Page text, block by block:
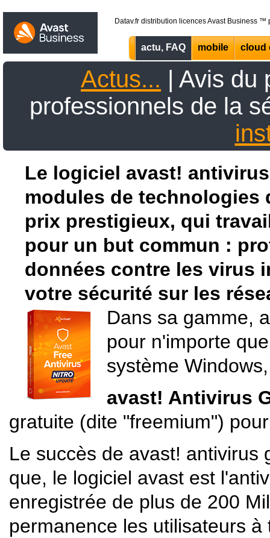
Datav.fr distribution licences Avast Business ™
cloud
mobile
actu, FAQ
Actus... | Avis du
professionnels de la
Le logiciel avast! antivirus
modules de technologies
prix prestigieux, qui
pour un but commun :
données contre les virus
votre sécurité sur les
Dans sa gamme,
pour n'importe
système
avast! Antivirus
gratuite (dite "freemium")
Le succès de avast! antivirus
que, le logiciel avast est
enregistrée de plus de 200
permanence les utilisateurs